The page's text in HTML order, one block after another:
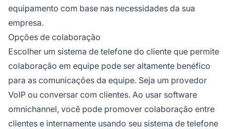
equipamento com base nas necessidades da sua
empresa.
Opções de colaboração
Escolher um sistema de telefone do cliente que permite
colaboração em equipe pode ser altamente benéfico
para as comunicações da equipe. Seja um provedor
VoIP ou conversar com clientes. Ao usar software
omnichannel, você pode promover colaboração entre
clientes e internamente usando seu sistema de telefone